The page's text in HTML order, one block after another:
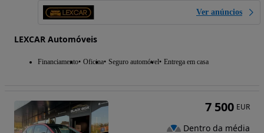
Ver anúncios
LEXCAR Automóveis
Financiamento Oficina Seguro automóvel Entrega em casa
7 500 EUR
Dentro da média